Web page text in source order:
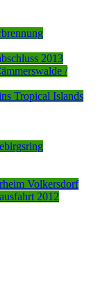
2013
/
Tropical Islands
Volkersdorf
2012